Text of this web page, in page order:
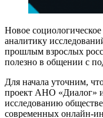
Новое
аналитику
прошлым взрослых
полезно в общении с
Для начала уточним,
проект АНО «Диалог»
исследованию
современных онлайн-